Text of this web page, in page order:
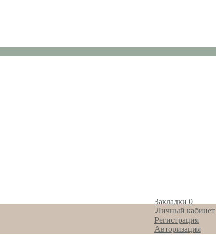
Закладки 0
Личный кабинет
Регистрация
Авторизация